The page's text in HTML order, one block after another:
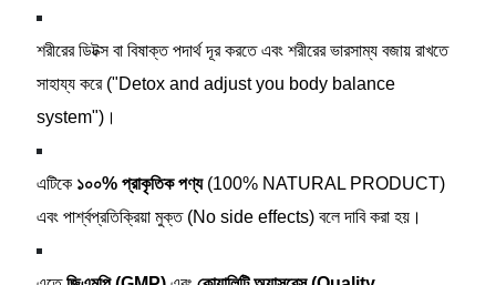
শরীরের ডিটক্স বা বিষাক্ত পদার্থ দূর করতে এবং শরীরের ভারসাম্য বজায় রাখতে
সাহায্য করে ("Detox and adjust you body balance
system")।
এটিকে ১০০% প্রাকৃতিক পণ্য(100% NATURAL PRODUCT)
এবং পার্শ্বপ্রতিক্রিয়া মুক্ত (No side effects) বলে দাবি করা হয়।